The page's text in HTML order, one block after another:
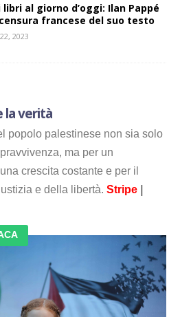
al giorno d’oggi: Ilan Pappé
francese del suo testo
2023
la verità
popolo palestinese non sia solo
ma per un
crescita costante e per il
e della libertà. Stripe